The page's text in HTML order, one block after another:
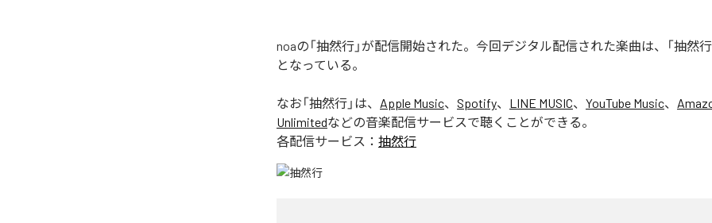
noaの「抽然行」が配信開始された。今回デジタル配信された楽曲は、「抽然行
となっている。
なお「抽然行 」は、 Apple Music、 Spotify、 LINE MUSIC、 YouTube Music、
Unlimitedなどの音楽配信サービスで聴くことができる。
各配信サービス： 抽然行